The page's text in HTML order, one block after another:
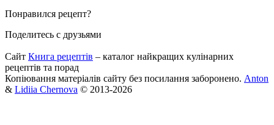
Понравился рецепт?
Поделитесь с друзьями
Сайт Книга рецептів – каталог найкращих кулінарних
рецептів та порад
Копіювання матеріалів сайту без посилання заборонено. Anton
& Lidiia Chernova © 2013-2026